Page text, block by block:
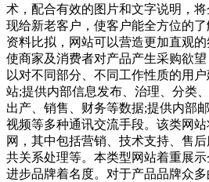
术，配合有效的图片和文字说明，
现给新老客户，使客户能全方位的
资料比拟，网站可以营造更加直观
使商家及消费者对产品产生采购欲
以对不同部分、不同工作性质的用
站;提供内部信息发布、治理、分类
出产、销售、财务等数据;提供内部
视频等多种通讯交流手段。该类网
网，其中包括营销、技术支持、售
共关系处理等。本类型网站着重展示
进步品牌着名度。对于产品品牌众